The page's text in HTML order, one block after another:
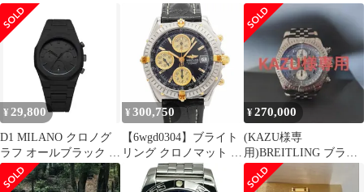
クロノ ブラック 42mm
デッキ60
グ パッチワーク マット
¥ 29,800
D1 MILANO クロノグ
ラフ オールブラック 腕
時計 黒 マットブラック
¥ 300,750
【6wgd0304】ブライト
リング クロノマット ビ
コロ B13050.1 黒文字盤
【中古】腕時計 メンズ
¥270,000
(KAZU様専
用)BREITLING ブライ
トリング クロノマット